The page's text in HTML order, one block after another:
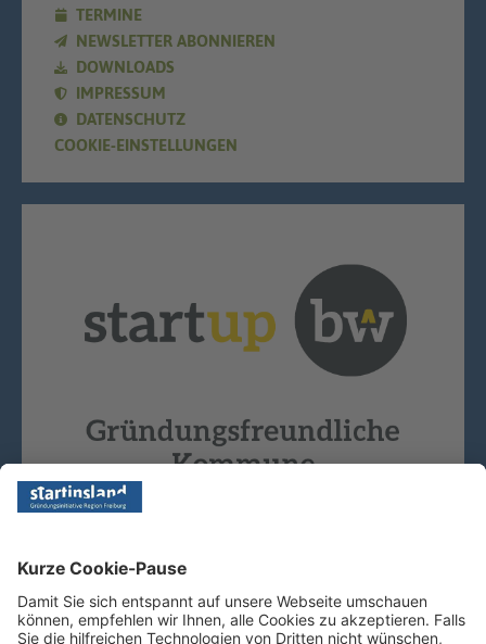
TERMINE
NEWSLETTER ABONNIEREN
DOWNLOADS
IMPRESSUM
DATENSCHUTZ
COOKIE-EINSTELLUNGEN